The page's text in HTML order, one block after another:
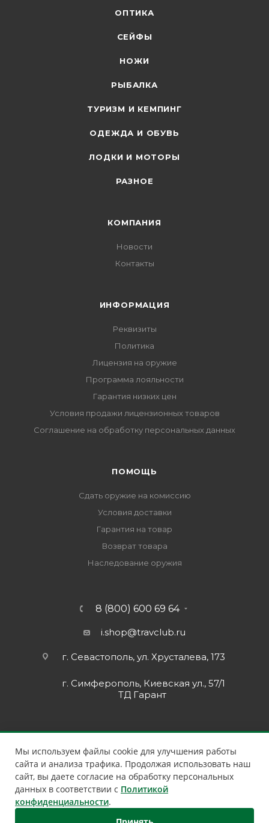
ОПТИКА
СЕЙФЫ
НОЖИ
РЫБАЛКА
ТУРИЗМ И КЕМПИНГ
ОДЕЖДА И ОБУВЬ
ЛОДКИ И МОТОРЫ
РАЗНОЕ
КОМПАНИЯ
Новости
Контакты
ИНФОРМАЦИЯ
Реквизиты
Политика
Лицензия на оружие
Программа лояльности
Гарантия низких цен
Условия продажи лицензионных товаров
Соглашение на обработку персональных данных
ПОМОЩЬ
Сдать оружие на комиссию
Условия доставки
Гарантия на товар
Возврат товара
Наследование оружия
8 (800) 600 69 64
i.shop@travclub.ru
г. Севастополь, ул. Хрусталева, 173
г. Симферополь, Киевская ул., 57/1
ТД Гарант
Мы используем файлы cookie для улучшения работы
сайта и анализа трафика. Продолжая использовать наш
сайт, вы даете согласие на обработку персональных
данных в соответствии с Политикой
конфиденциальности.